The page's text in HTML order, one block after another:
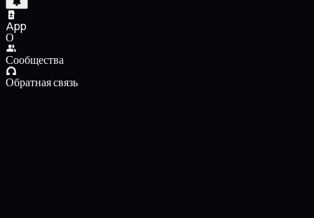
App
О
Сообщества
Обратная связь